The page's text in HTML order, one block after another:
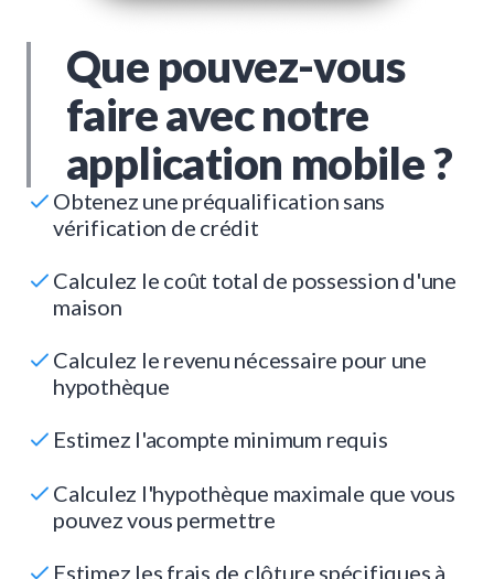
Que pouvez-vous
faire avec notre
application mobile ?
Obtenez une préqualification sans
vérification de crédit
Calculez le coût total de possession d'une
maison
Calculez le revenu nécessaire pour une
hypothèque
Estimez l'acompte minimum requis
Calculez l'hypothèque maximale que vous
pouvez vous permettre
Estimez les frais de clôture spécifiques à